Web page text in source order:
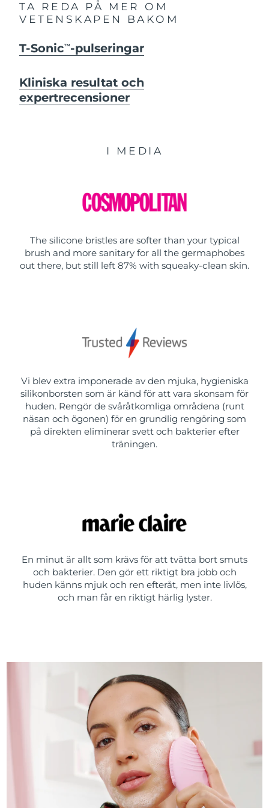
TA REDA PÅ MER OM
VETENSKAPEN BAKOM
T-SonicTM -pulseringar
Kliniska resultat och
expertrecensioner
I MEDIA
The silicone bristles are softer than your typical
brush and more sanitary for all the germaphobes
out there, but still left 87% with squeaky-clean skin.
Vi blev extra imponerade av den mjuka, hygieniska
silikonborsten som är känd för att vara skonsam för
huden. Rengör de svåråtkomliga områdena (runt
näsan och ögonen) för en grundlig rengöring som
på direkten eliminerar svett och bakterier efter
träningen.
En minut är allt som krävs för att tvätta bort smuts
och bakterier. Den gör ett riktigt bra jobb och
huden känns mjuk och ren efteråt, men inte livlös,
och man får en riktigt härlig lyster.